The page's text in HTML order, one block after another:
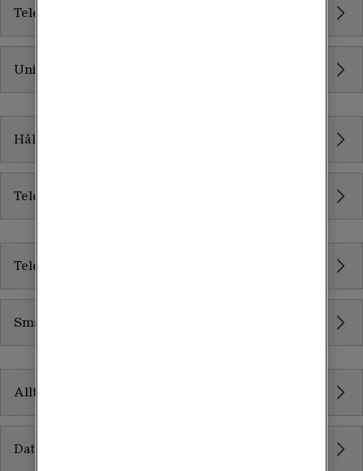
Tele2 Säker
Unified Endpoint Management
Hållbar it
Tele2 Återtag
Tele2 Interaktiva meddelanden RCS
Sms-tjänster
Allt inom Molntjänster
Datacenter